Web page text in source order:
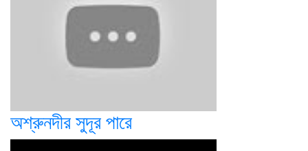
অশ্রুনদীর সুদূর পারে